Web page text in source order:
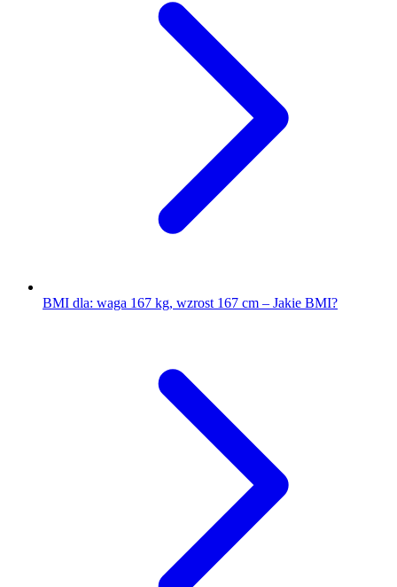
BMI dla: waga 167 kg, wzrost 167 cm – Jakie BMI?